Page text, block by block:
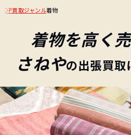
TOP買取ジャンル着物
着物を高く
さねやの出張買取